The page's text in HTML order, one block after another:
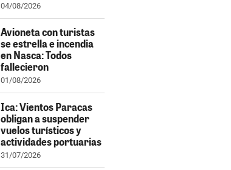
04/08/2026
Avioneta con turistas
se estrella e incendia
en Nasca: Todos
fallecieron
01/08/2026
Ica: Vientos Paracas
obligan a suspender
vuelos turísticos y
actividades portuarias
31/07/2026